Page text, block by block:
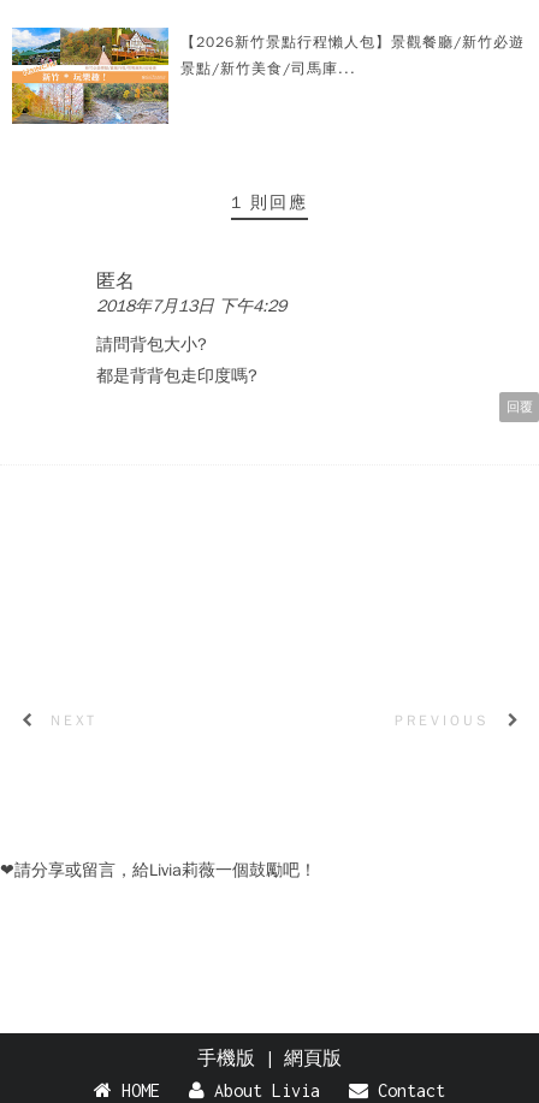
【2026新竹景點行程懶人包】景觀餐廳/新竹必遊
景點/新竹美食/司馬庫...
1 則回應
匿名
2018年7月13日 下午4:29
請問背包大小?
都是背背包走印度嗎?
回覆
❤請分享或留言，給Livia莉薇一個鼓勵吧！
NEXT PREVIOUS
手機版 | 網頁版
HOME
About Livia Contact